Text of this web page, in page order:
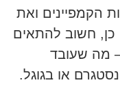
הקמפיינים ואת
חשוב להתאים
מה שעובד
או בגוגל.